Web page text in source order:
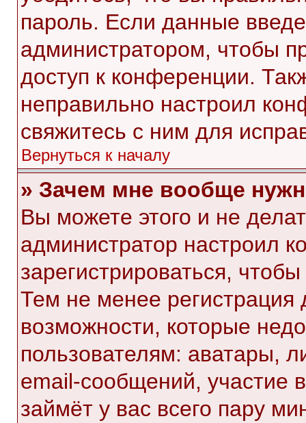
пароль. Если данные
администратором, чтобы
доступ к конференции.
неправильно настроил
свяжитесь с ним для
Вернуться к началу
» Зачем мне вообще
Вы можете этого и не
администратор настроил
зарегистрироваться,
Тем не менее
возможности, которые
пользователям: аватары,
email-сообщений, участие
займёт у вас всего пару